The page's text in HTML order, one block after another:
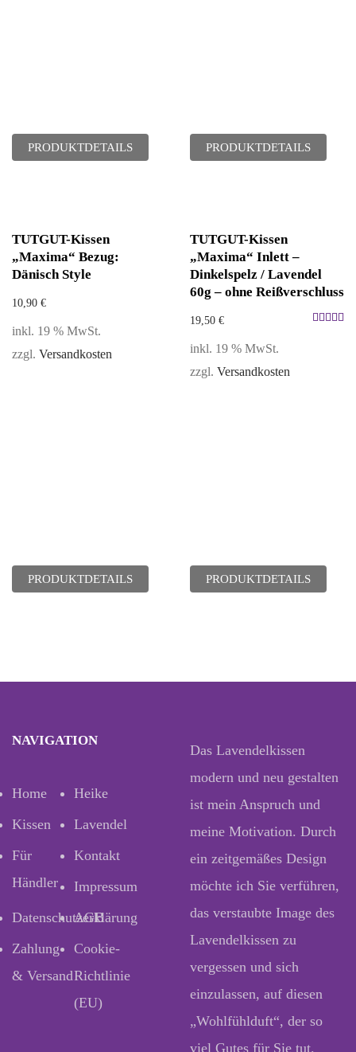
PRODUKTDETAILS PRODUKTDETAILS
TUTGUT-Kissen
„Maxima“ Bezug:
Dänisch Style
10,90 €
inkl. 19 % MwSt.
zzgl. Versandkosten
PRODUKTDETAILS
TUTGUT-Kissen
„Maxima“ Inlett –
Dinkelspelz / Lavendel
60g – ohne Reißverschluss
19,50 €
inkl. 19 % MwSt.
zzgl. Versandkosten
PRODUKTDETAILS
NAVIGATION
Home
Heike
Kissen
Lavendel
Für
Händler
Kontakt
Impressum
Datenschutzerklärung
AGB
Zahlung
& Versand
Cookie-
Richtlinie
(EU)
Das Lavendelkissen
modern und neu gestalten
ist mein Anspruch und
meine Motivation. Durch
ein zeitgemäßes Design
möchte ich Sie verführen,
das verstaubte Image des
Lavendelkissen zu
vergessen und sich
einzulassen, auf diesen
„Wohlfühlduft“, der so
viel Gutes für Sie tut.